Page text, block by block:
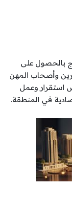
بالحصول على
وأصحاب المهن
استقرار وعمل
في المنطقة.